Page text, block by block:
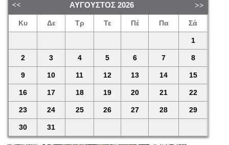
ΑΎΓΟΥΣΤΟΣ 2026
Κυ Δε Τρ Τε Πέ Πα Σά
1
2 3 4 5 6 7 8
9 10 11 12 13 14 15
16 17 18 19 20 21 22
23 24 25 26 27 28 29
30 31